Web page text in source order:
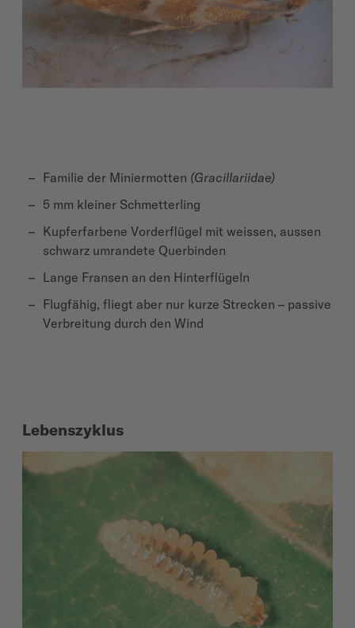
Familie der Miniermotten (Gracillariidae)
5 mm kleiner Schmetterling
Kupferfarbene Vorderflügel mit weissen, aussen
schwarz umrandete Querbinden
Lange Fransen an den Hinterflügeln
Flugfähig, fliegt aber nur kurze Strecken – passive
Verbreitung durch den Wind
Lebenszyklus